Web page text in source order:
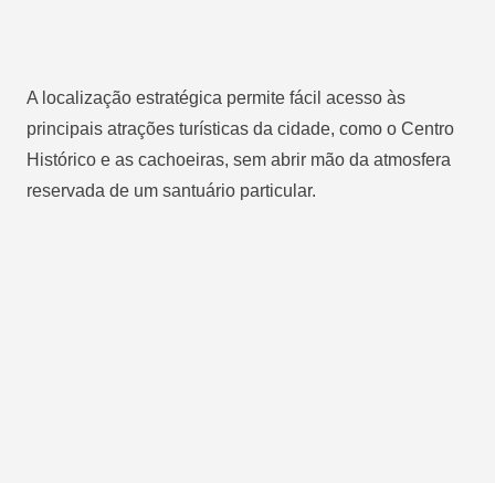
A localização estratégica permite fácil acesso às
principais atrações turísticas da cidade, como o Centro
Histórico e as cachoeiras, sem abrir mão da atmosfera
reservada de um santuário particular.